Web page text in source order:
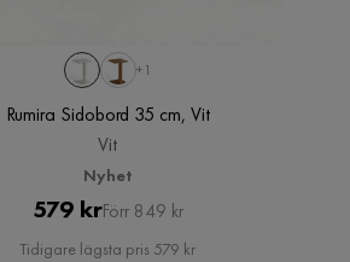
+1
Rumira Sidobord 35 cm, Vit
Vit
Nyhet
Pris
579 krOriginal
Pris
Förr 849 kr
Tidigare lägsta pris 579 kr